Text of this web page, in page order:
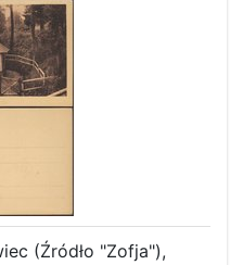
(Źródło "Zofja"),